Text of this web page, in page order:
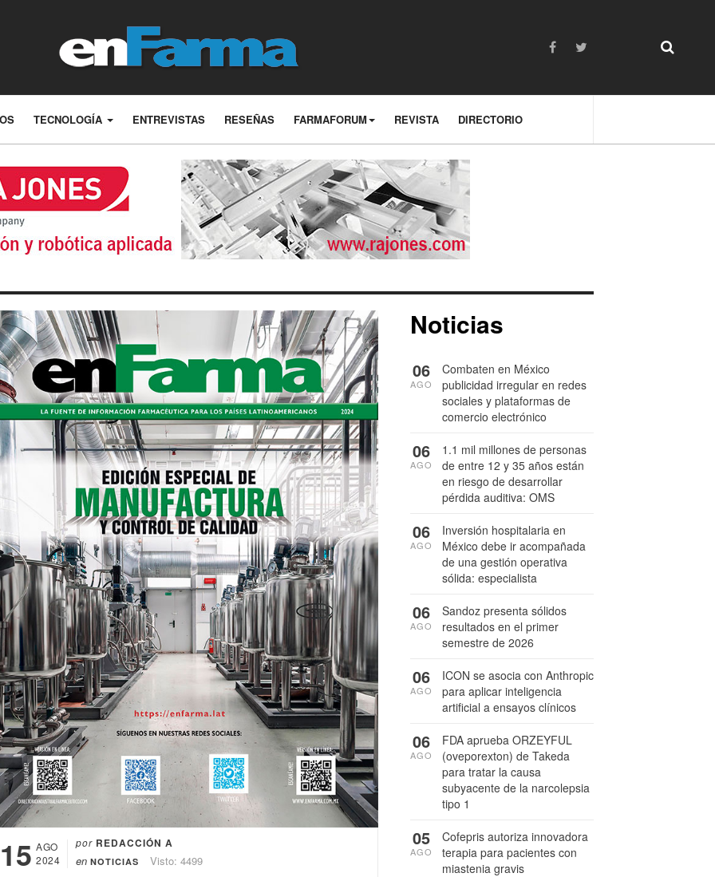
TECNOLOGÍA ENTREVISTAS RESEÑAS FARMAFORUM REVISTA DIRECTORIO
15 AGO
2024
por REDACCIÓN A
en NOTICIAS Visto: 4499
Noticias
Combaten en México
publicidad irregular en redes
sociales y plataformas de
comercio electrónico
06
AGO
1.1 mil millones de personas
de entre 12 y 35 años están
en riesgo de desarrollar
pérdida auditiva: OMS
06
AGO
Inversión hospitalaria en
México debe ir acompañada
de una gestión operativa
sólida: especialista
06
AGO
Sandoz presenta sólidos
resultados en el primer
semestre de 2026
06
AGO
ICON se asocia con Anthropic
para aplicar inteligencia
artificial a ensayos clínicos
06
AGO
FDA aprueba ORZEYFUL
(oveporexton) de Takeda
para tratar la causa
subyacente de la narcolepsia
tipo 1
06
AGO
Cofepris autoriza innovadora
terapia para pacientes con
miastenia gravis
05
AGO